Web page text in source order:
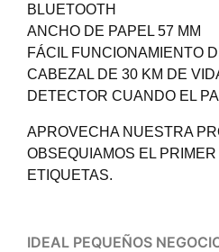
BLUETOOTH
ANCHO DE PAPEL 57 MM
FÁCIL FUNCIONAMIENTO
CABEZAL DE 30 KM DE
DETECTOR CUANDO EL
APROVECHA NUESTRA
OBSEQUIAMOS EL
ETIQUETAS.
IDEAL PEQUEÑOS